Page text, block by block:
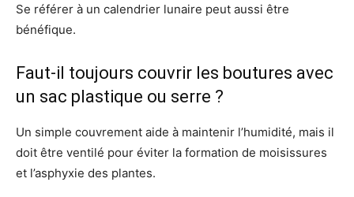
Se référer à un calendrier lunaire peut aussi être
bénéfique.
Faut-il toujours couvrir les boutures avec
un sac plastique ou serre ?
Un simple couvrement aide à maintenir l’humidité, mais il
doit être ventilé pour éviter la formation de moisissures
et l’asphyxie des plantes.